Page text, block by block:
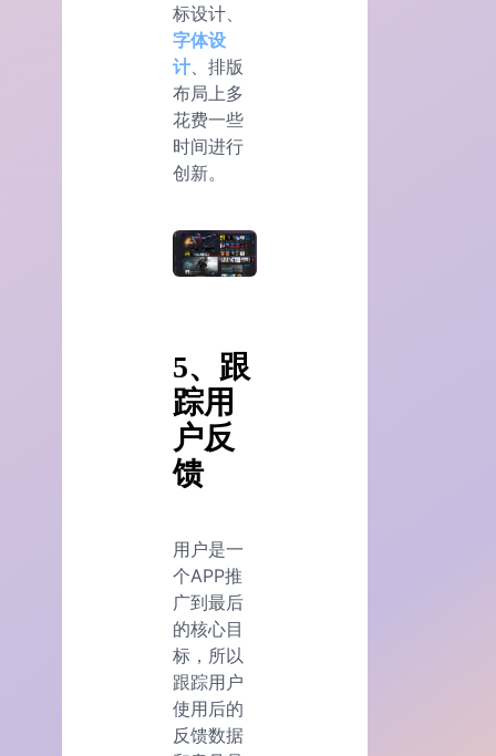
标设计、
字体设
计、排版
布局上多
花费一些
时间进行
创新。
5、跟
踪用
户反
馈
用户是一
个APP推
广到最后
的核心目
标，所以
跟踪用户
使用后的
反馈数据